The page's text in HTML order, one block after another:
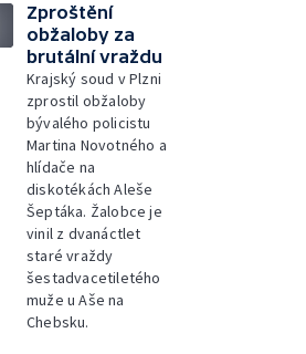
Zproštění
obžaloby za
brutální vraždu
Krajský soud v Plzni
zprostil obžaloby
bývalého policistu
Martina Novotného a
hlídače na
diskotékách Aleše
Šeptáka. Žalobce je
vinil z dvanáctlet
staré vraždy
šestadvacetiletého
muže u Aše na
Chebsku.